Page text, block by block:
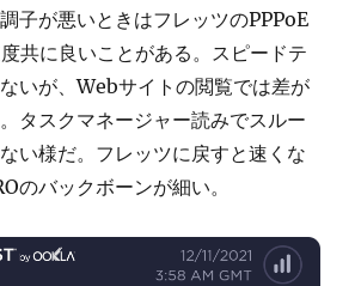
子が悪いときはフレッツのPPPoE
共に良いことがある。スピードテ
いが、Webサイトの閲覧では差が
タスクマネージャー読みでスルー
い様だ。フレッツに戻すと速くな
のバックボーンが細い。